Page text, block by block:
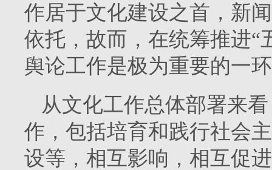
作居于文化建设之首，新
依托，故而，在统筹推进“
舆论工作是极为重要的一
从文化工作总体部署来
作，包括培育和践行社会
设等，相互影响，相互促